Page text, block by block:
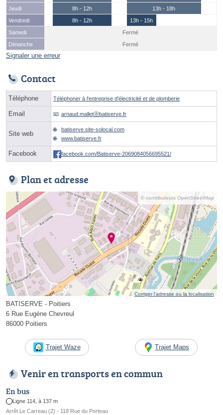
Jeudi
8h - 12h
13h - 18h
Vendredi
8h - 12h
13h - 15h
Samedi
Fermé
Dimanche
Fermé
Signaler une erreur
Contact
Téléphone Téléphoner à l'entreprise d'électricité et de plomberie
Email arnaud.malletⓐbatiserve.fr
Site web
batiserve.site-solocal.com
www.batiserve.fr
Facebook facebook.com/Batiserve-2069084056695521/
Plan et adresse
© contributeurs OpenStreetMap
Corriger l’adresse ou la localisation
BATISERVE - Poitiers
6 Rue Eugène Chevreul
86000 Poitiers
Trajet Waze Trajet Maps
Venir en transports en commun
En bus
Ligne 114, à 137 m
Arrêt Le Carreau (2) - 118 Rue du Porteau